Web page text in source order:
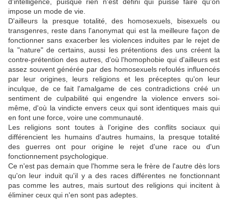
impose un mode de vie.
D'ailleurs la presque totalité, des homosexuels, bisexuels ou
transgenres, reste dans l'anonymat qui est la meilleure façon de
fonctionner sans exacerber les violences induites par le rejet de
la "nature" de certains, aussi les prétentions des uns créent la
contre-prétention des autres, d'où l'homophobie qui d'ailleurs est
assez souvent générée par des homosexuels refoulés influencés
par leur origines, leurs religions et les préceptes qu'on leur
inculque, de ce fait l'amalgame de ces contradictions créé un
sentiment de culpabilité qui engendre la violence envers soi-
même, d'où la vindicte envers ceux qui sont identiques mais qui
en font une force, voire une communauté.
Les religions sont toutes à l'origine des conflits sociaux qui
différencient les humains d'autres humains, la presque totalité
des guerres ont pour origine le rejet d'une race ou d'un
fonctionnement psychologique.
Ce n'est pas demain que l'homme sera le frère de l'autre dès lors
qu'on leur induit qu'il y a des races différentes ne fonctionnant
pas comme les autres, mais surtout des religions qui incitent à
éliminer ceux qui n'en sont pas adeptes.